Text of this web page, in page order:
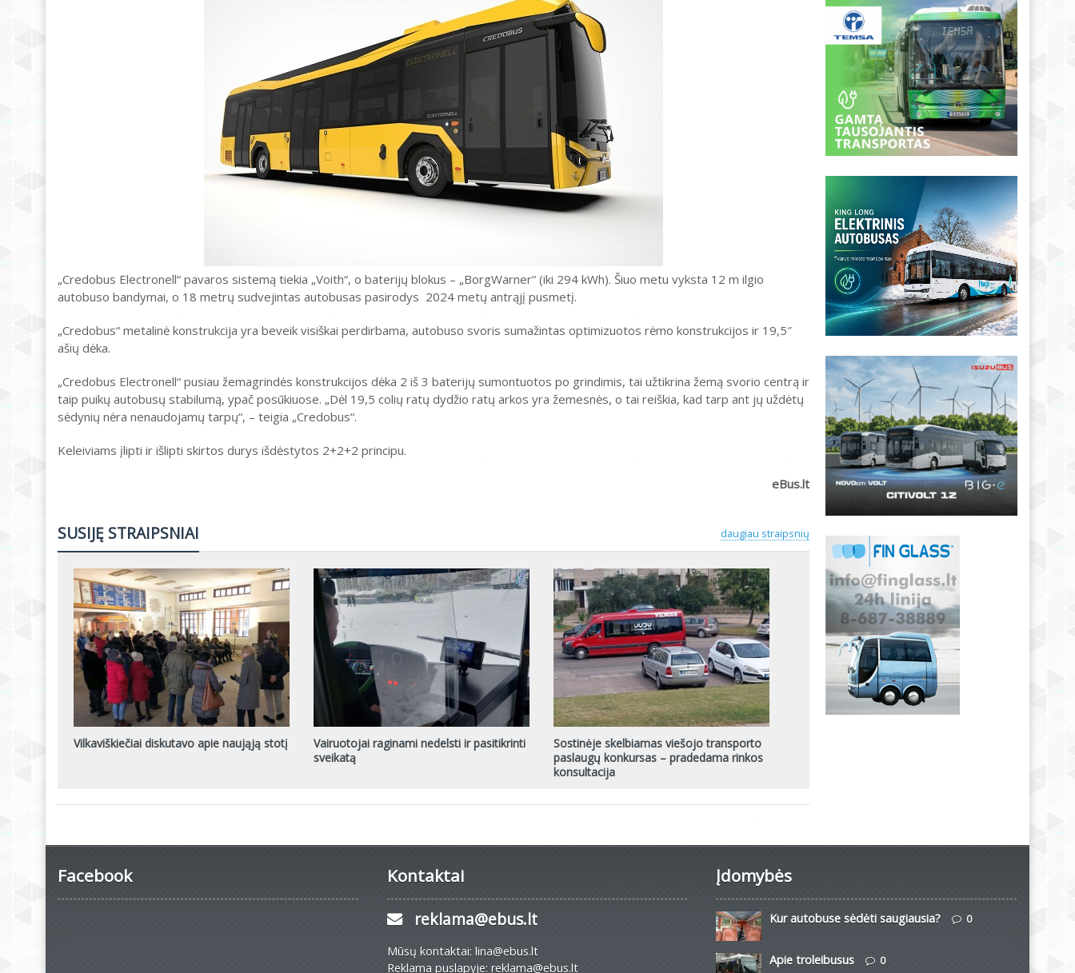
„Credobus Electronell“ pavaros sistemą tiekia „Voith“, o baterijų blokus – „BorgWarner“ (iki 294 kWh). Šiuo metu vyksta 12 m ilgio
autobuso bandymai, o 18 metrų sudvejintas autobusas pasirodys 2024 metų antrąjį pusmetį.
„Credobus“ metalinė konstrukcija yra beveik visiškai perdirbama, autobuso svoris sumažintas optimizuotos rėmo konstrukcijos ir 19,5″
ašių dėka.
„Credobus Electronell“ pusiau žemagrindės konstrukcijos dėka 2 iš 3 baterijų sumontuotos po grindimis, tai užtikrina žemą svorio centrą ir
taip puikų autobusų stabilumą, ypač posūkiuose. „Dėl 19,5 colių ratų dydžio ratų arkos yra žemesnės, o tai reiškia, kad tarp ant jų uždėtų
sėdynių nėra nenaudojamų tarpų“, – teigia „Credobus“.
Keleiviams įlipti ir išlipti skirtos durys išdėstytos 2+2+2 principu.
eBus.lt
daugiau straipsnių
SUSIJĘ STRAIPSNIAI
Vilkaviškiečiai diskutavo apie naująją stotį
Vairuotojai raginami nedelsti ir pasitikrinti
sveikatą
Sostinėje skelbiamas viešojo transporto
paslaugų konkursas – pradedama rinkos
konsultacija
Facebook Kontaktai
reklama@ebus.lt
Mūsų kontaktai: lina@ebus.lt
Reklama puslapyje: reklama@ebus.lt
Įdomybės
Kur autobuse sėdėti saugiausia? 0
Apie troleibusus 0